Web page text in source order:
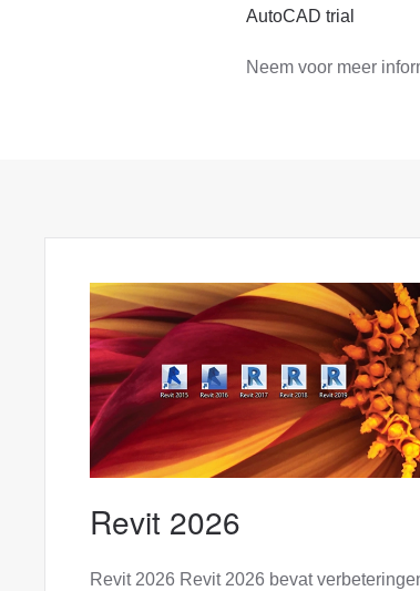
AutoCAD trial
Neem voor meer
Revit 2026
Revit 2026 Revit 2026 bevat